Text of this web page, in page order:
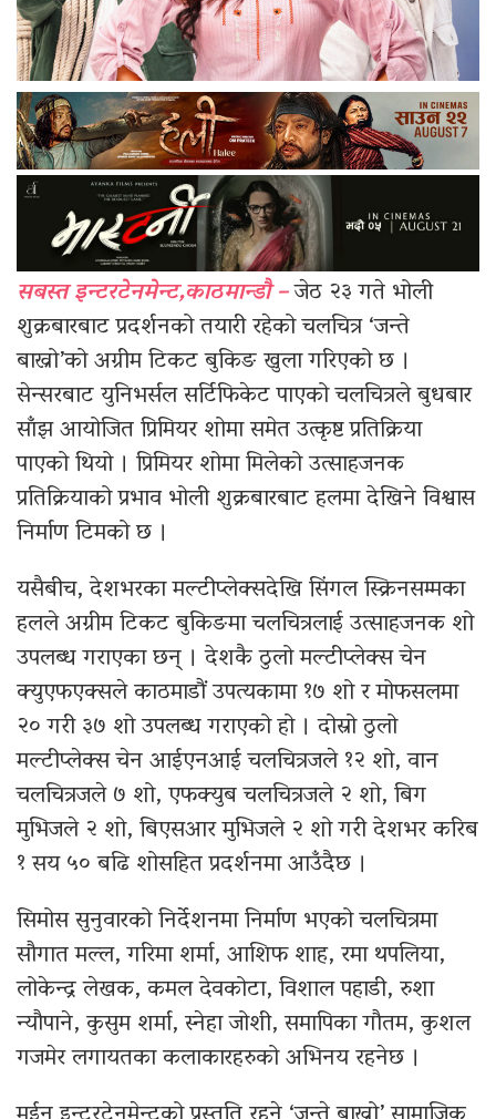
सबस्त इन्टरटेनमेन्ट,काठमान्डौ –जेठ २३ गते भोली
शुक्रबारबाट प्रदर्शनको तयारी रहेको चलचित्र ‘जन्ते
बाख्रो’को अग्रीम टिकट बुकिङ खुला गरिएको छ ।
सेन्सरबाट युनिभर्सल सर्टिफिकेट पाएको चलचित्रले बुधबार
साँझ आयोजित प्रिमियर शोमा समेत उत्कृष्ट प्रतिक्रिया
पाएको थियो । प्रिमियर शोमा मिलेको उत्साहजनक
प्रतिक्रियाको प्रभाव भोली शुक्रबारबाट हलमा देखिने विश्वास
निर्माण टिमको छ ।
यसैबीच, देशभरका मल्टीप्लेक्सदेखि सिंगल स्क्रिनसम्मका
हलले अग्रीम टिकट बुकिङमा चलचित्रलाई उत्साहजनक शो
उपलब्ध गराएका छन् । देशकै ठुलो मल्टीप्लेक्स चेन
क्युएफएक्सले काठमाडौं उपत्यकामा १७ शो र मोफसलमा
२० गरी ३७ शो उपलब्ध गराएको हो । दोस्रो ठुलो
मल्टीप्लेक्स चेन आईएनआई चलचित्रजले १२ शो, वान
चलचित्रजले ७ शो, एफक्युब चलचित्रजले २ शो, बिग
मुभिजले २ शो, बिएसआर मुभिजले २ शो गरी देशभर करिब
१ सय ५० बढि शोसहित प्रदर्शनमा आउँदैछ ।
सिमोस सुनुवारको निर्देशनमा निर्माण भएको चलचित्रमा
सौगात मल्ल, गरिमा शर्मा, आशिफ शाह, रमा थपलिया,
लोकेन्द्र लेखक, कमल देवकोटा, विशाल पहाडी, रुशा
न्यौपाने, कुसुम शर्मा, स्नेहा जोशी, समापिका गौतम, कुशल
गजमेर लगायतका कलाकारहरुको अभिनय रहनेछ ।